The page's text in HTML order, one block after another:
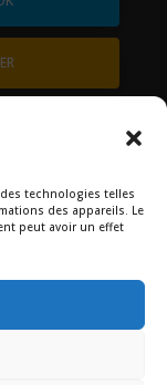
technologies telles
des appareils. Le
peut avoir un effet